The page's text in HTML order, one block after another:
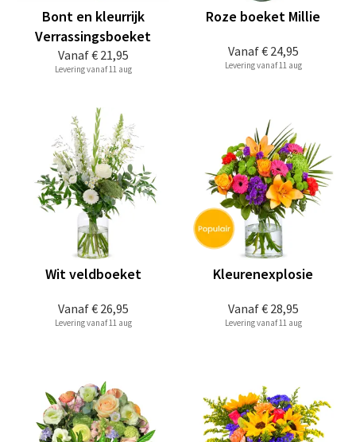
Vanaf€ 21,95
Bont en kleurrijk
Verrassingsboeket
Levering vanaf 11 aug
Vanaf€ 24,95
Roze boeket Millie
Levering vanaf 11 aug
Vanaf€ 26,95
Wit veldboeket
Levering vanaf 11 aug
Vanaf€ 28,95
Kleurenexplosie
Levering vanaf 11 aug